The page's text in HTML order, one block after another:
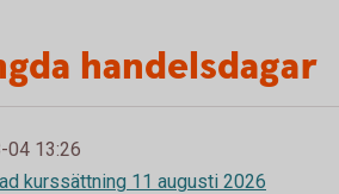
handelsdagar
04 13:26
kurssättning 11 augusti 2026